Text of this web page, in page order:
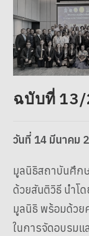
ฉบับที่ 13/
วันที่ 14 มีนาคม
มูลนิธิสถาบันศึก
ด้วยสันติวิธี นำโ
มูลนิธิ พร้อมด้วย
ในการจัดอบรม